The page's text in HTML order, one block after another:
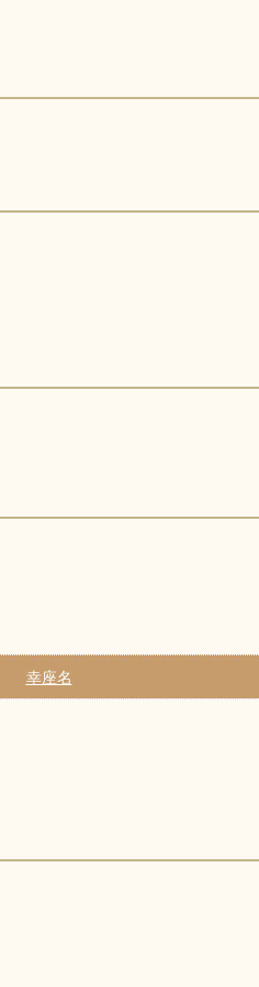
幸座名